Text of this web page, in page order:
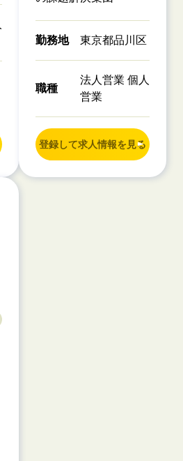
勤務地 東京都品川区
職種
法人営業 個人
営業
登録して求人情報を見る